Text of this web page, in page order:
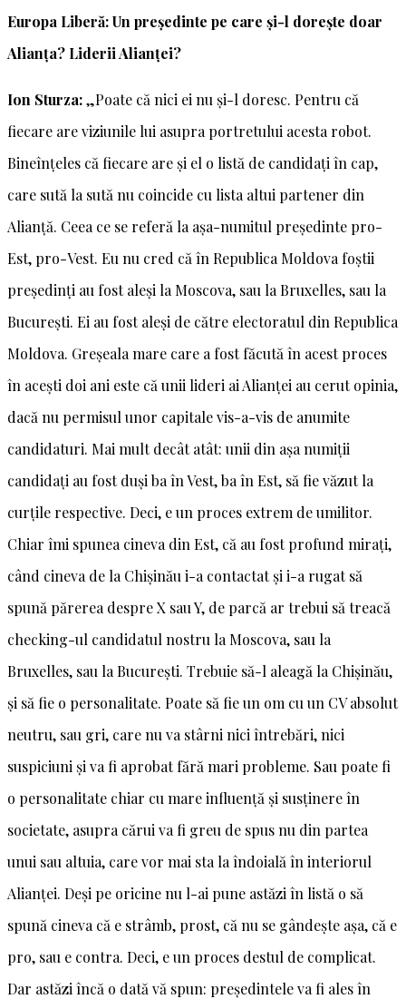
Europa Liberă: Un președinte pe care și-l dorește doar
Alianța? Liderii Alianței?
Ion Sturza:„Poate că nici ei nu și-l doresc. Pentru că
fiecare are viziunile lui asupra portretului acesta robot.
Bineînțeles că fiecare are și el o listă de candidați în cap,
care sută la sută nu coincide cu lista altui partener din
Alianță. Ceea ce se referă la așa-numitul președinte pro-
Est, pro-Vest. Eu nu cred că în Republica Moldova foștii
președinți au fost aleși la Moscova, sau la Bruxelles, sau la
București. Ei au fost aleși de către electoratul din Republica
Moldova. Greșeala mare care a fost făcută în acest proces
în acești doi ani este că unii lideri ai Alianței au cerut opinia,
dacă nu permisul unor capitale vis-a-vis de anumite
candidaturi. Mai mult decât atât: unii din așa numiții
candidați au fost duși ba în Vest, ba în Est, să fie văzut la
curțile respective. Deci, e un proces extrem de umilitor.
Chiar îmi spunea cineva din Est, că au fost profund mirați,
când cineva de la Chișinău i-a contactat și i-a rugat să
spună părerea despre X sau Y, de parcă ar trebui să treacă
checking-ul candidatul nostru la Moscova, sau la
Bruxelles, sau la București. Trebuie să-l aleagă la Chișinău,
și să fie o personalitate. Poate să fie un om cu un CV absolut
neutru, sau gri, care nu va stârni nici întrebări, nici
suspiciuni și va fi aprobat fără mari probleme. Sau poate fi
o personalitate chiar cu mare influență și susținere în
societate, asupra cărui va fi greu de spus nu din partea
unui sau altuia, care vor mai sta la îndoială în interiorul
Alianței. Deși pe oricine nu l-ai pune astăzi în listă o să
spună cineva că e strâmb, prost, că nu se gândește așa, că e
pro, sau e contra. Deci, e un proces destul de complicat.
Dar astăzi încă o dată vă spun: președintele va fi ales în